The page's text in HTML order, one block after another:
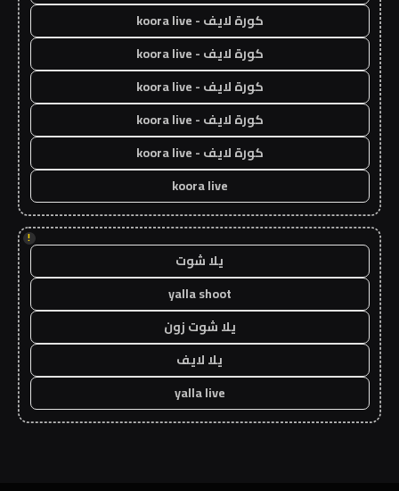
كورة لايف - koora live
كورة لايف - koora live
كورة لايف - koora live
كورة لايف - koora live
كورة لايف - koora live
koora live
!
يلا شوت
yalla shoot
يلا شوت زون
يلا لايف
yalla live